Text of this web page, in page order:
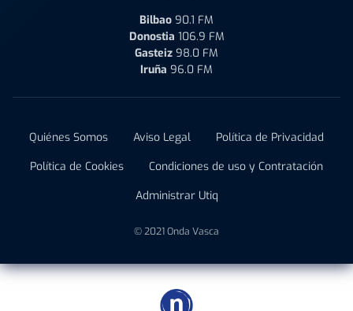
Bilbao 90.1 FM
Donostia 106.9 FM
Gasteiz 98.0 FM
Iruña 96.0 FM
Quiénes Somos Aviso Legal
Política de Privacidad
Política de Cookies
Condiciones de uso y Contratación
Administrar Utiq
© 2021 Onda Vasca